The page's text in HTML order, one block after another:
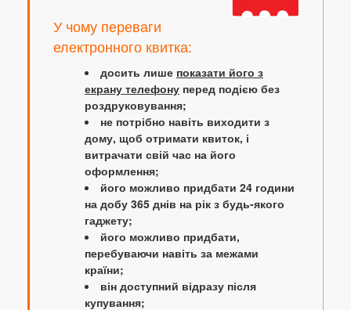
У чому переваги
електронного квитка:
досить лише показати його з
екрану телефону перед подією без
роздруковування;
не потрібно навіть виходити з
дому, щоб отримати квиток, і
витрачати свій час на його
оформлення;
його можливо придбати 24 години
на добу 365 днів на рік з будь-якого
гаджету;
його можливо придбати,
перебуваючи навіть за межами
країни;
він доступний відразу після
купування;